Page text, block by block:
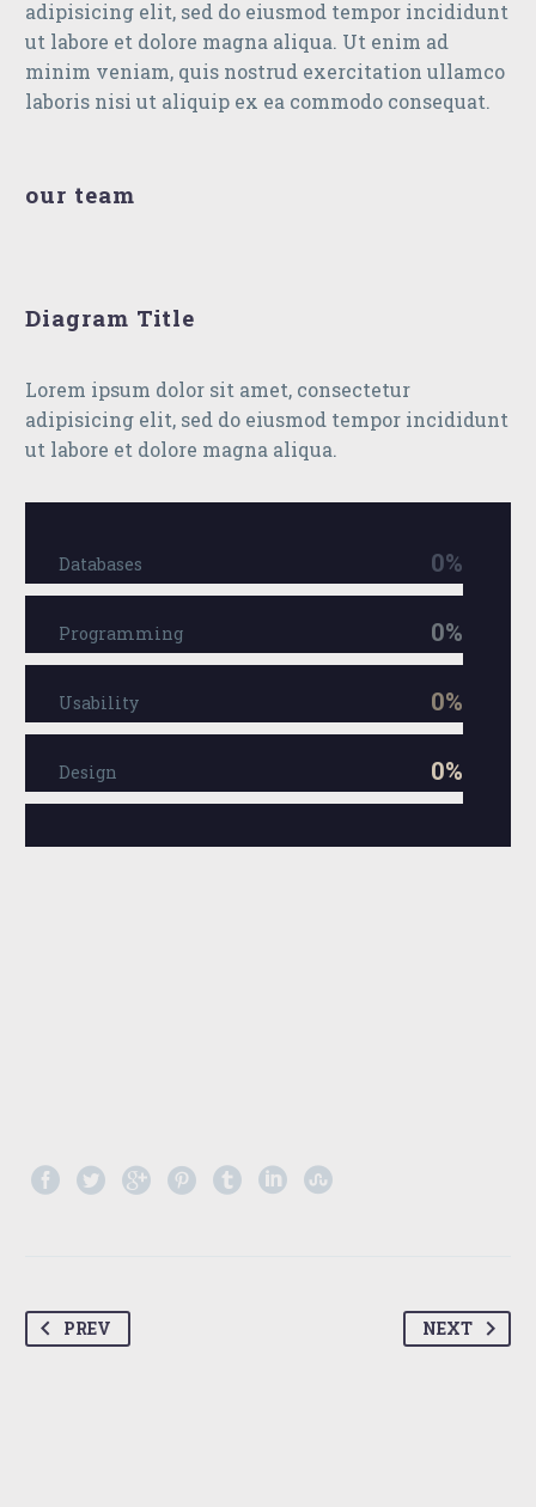
adipisicing elit, sed do eiusmod tempor incididunt
ut labore et dolore magna aliqua. Ut enim ad
minim veniam, quis nostrud exercitation ullamco
laboris nisi ut aliquip ex ea commodo consequat.
our team
Diagram Title
Lorem ipsum dolor sit amet, consectetur
adipisicing elit, sed do eiusmod tempor incididunt
ut labore et dolore magna aliqua.
Databases 0%
Programming 0%
Usability 0%
Design 0%
PREV NEXT